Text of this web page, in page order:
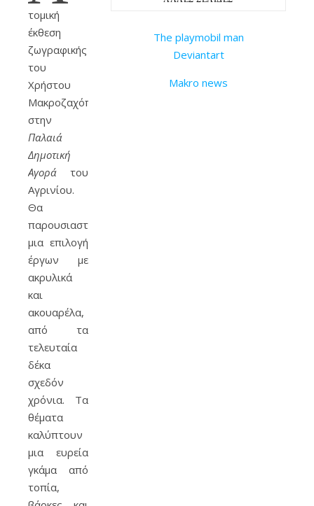
τομική
έκθεση
ζωγραφικής
του
Χρήστου
Μακροζαχόπουλου,
στην
Παλαιά
Δημοτική
Αγορά του
Αγρινίου.
Θα
παρουσιαστεί
μια επιλογή
έργων με
ακρυλικά
και
ακουαρέλα,
από τα
τελευταία
δέκα
σχεδόν
χρόνια. Τα
θέματα
καλύπτουν
μια ευρεία
γκάμα από
τοπία,
The playmobil man
Deviantart
Makro news